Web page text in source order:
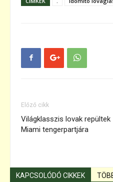
Előző cikk
Világklasszis lovak repültek
Miami tengerpartjára
KAPCSOLÓDÓ CIKKEK